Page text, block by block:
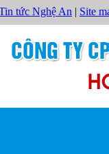
tức Nghệ An | Site